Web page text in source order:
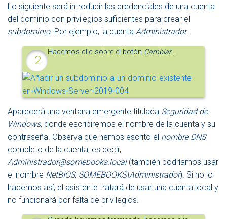
Lo siguiente será introducir las credenciales de una cuenta
del dominio con privilegios suficientes para crear el
subdominio. Por ejemplo, la cuenta Administrador.
Hacemos clic sobre el botón Cambiar…
Aparecerá una ventana emergente titulada Seguridad de
Windows, donde escribiremos el nombre de la cuenta y su
contraseña. Observa que hemos escrito el nombre DNS
completo de la cuenta, es decir,
Administrador@somebooks.local(también podríamos usar
el nombre NetBIOS, SOMEBOOKS\Administrador). Si no lo
hacemos así, el asistente tratará de usar una cuenta local y
no funcionará por falta de privilegios.